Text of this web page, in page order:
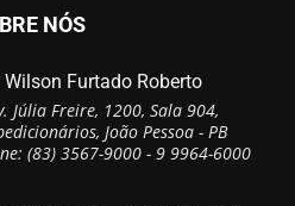
NÓS
Wilson Furtado Roberto
Júlia Freire, 1200, Sala 904,
João Pessoa - PB
(83) 3567-9000 - 9 9964-6000